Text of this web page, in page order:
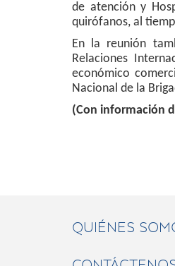
de atención y
quirófanos, al
En la reunión
Relaciones
económico
Nacional de la
(Con información
QUIÉNES